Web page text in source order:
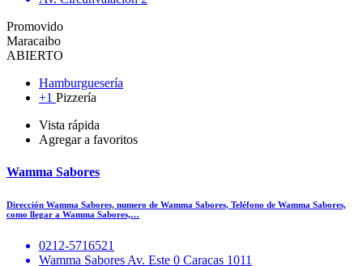
Promovido
Maracaibo
ABIERTO
Hamburguesería
+1 Pizzería
Vista rápida
Agregar a favoritos
Wamma Sabores
Dirección Wamma Sabores, numero de Wamma Sabores, Teléfono de Wamma Sabores,
como llegar a Wamma Sabores,…
0212-5716521
Wamma Sabores Av. Este 0 Caracas 1011